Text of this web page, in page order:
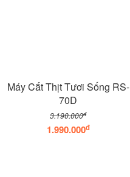
Máy Cắt Thịt Tươi Sống RS-
70D
3.190.000đ
1.990.000đ